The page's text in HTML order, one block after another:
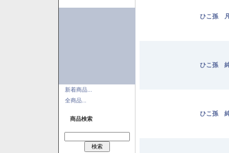
新着商品...
全商品...
商品検索
ひこ孫
ひこ孫
ひこ孫